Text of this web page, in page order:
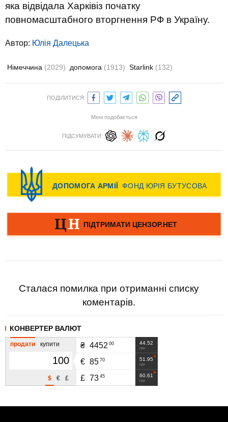
яка відвідала Харківіз початку
повномасштабного вторгнення РФ в Україну.
Автор: Юлiя Далецька
Німеччина (2029) допомога (1913) Starlink (132)
ПОДІЛИТИСЯ:
Мені подобається
ПІДСУМУВАТИ:
Сталася помилка при отриманні списку
коментарів.
КОНВЕРТЕР ВАЛЮТ
продати купити
£
€
$
44.52
грн
₴ 4452 00
51.95
грн
€ 85 70
60.61
грн
£ 73 45